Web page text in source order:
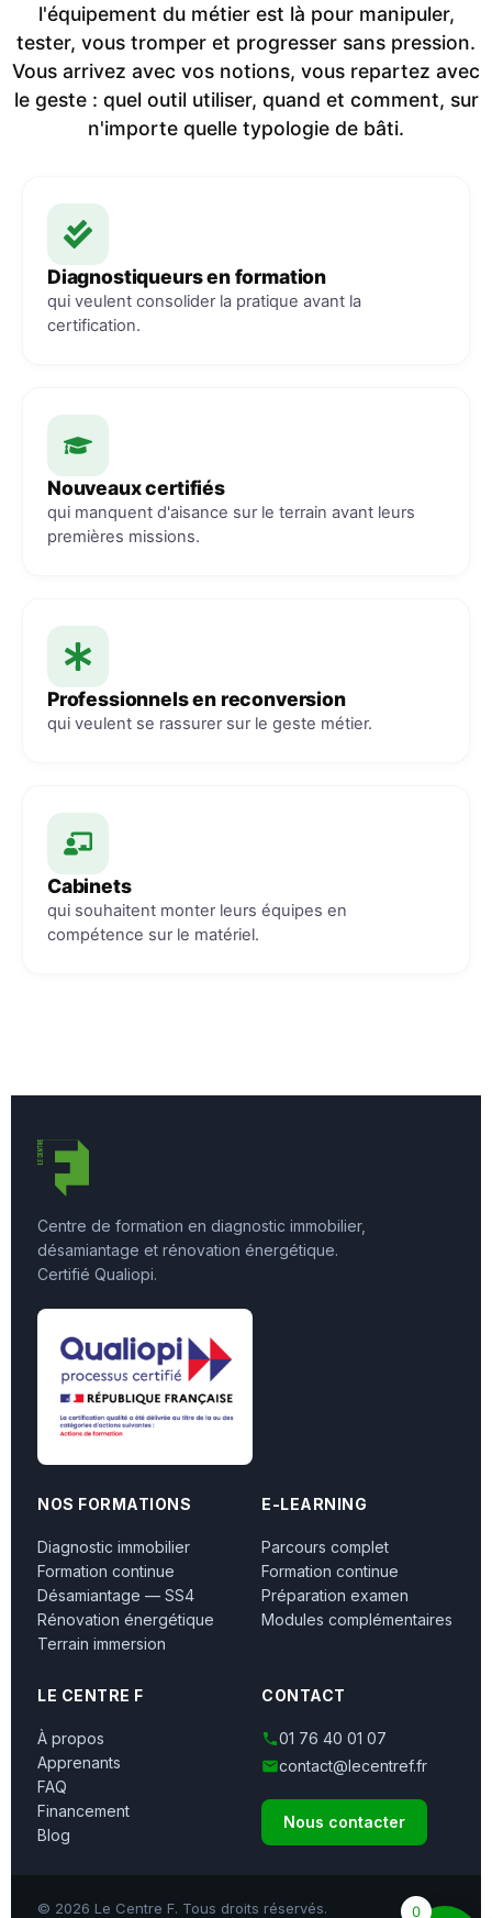
l'équipement du métier est là pour manipuler,
tester, vous tromper et progresser sans pression.
Vous arrivez avec vos notions, vous repartez avec
le geste : quel outil utiliser, quand et comment, sur
n'importe quelle typologie de bâti.
Diagnostiqueurs en formation
qui veulent consolider la pratique avant la
certification.
Nouveaux certifiés
qui manquent d'aisance sur le terrain avant leurs
premières missions.
Professionnels en reconversion
qui veulent se rassurer sur le geste métier.
Cabinets
qui souhaitent monter leurs équipes en
compétence sur le matériel.
Centre de formation en diagnostic immobilier,
désamiantage et rénovation énergétique.
Certifié Qualiopi.
NOS FORMATIONS
Diagnostic immobilier
Formation continue
Désamiantage — SS4
Rénovation énergétique
Terrain immersion
E-LEARNING
Parcours complet
Formation continue
Préparation examen
Modules complémentaires
LE CENTRE F
À propos
Apprenants
FAQ
Financement
Blog
CONTACT
01 76 40 01 07
contact@lecentref.fr
Nous contacter
© 2026 Le Centre F. Tous droits réservés. 0